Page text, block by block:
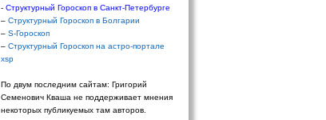
- Структурный Гороскоп в Санкт-Петербурге
– Структурный Гороскоп в Болгарии
– S-Гороскоп
– Структурный Гороскоп на астро-портале
xsp
По двум последним сайтам: Григорий
Семенович Кваша не поддерживает мнения
некоторых публикуемых там авторов.